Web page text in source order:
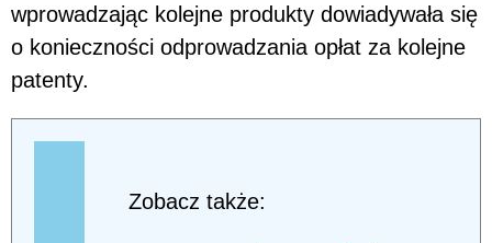
wprowadzając kolejne produkty dowiadywała się
o konieczności odprowadzania opłat za kolejne
patenty.
Zobacz także: